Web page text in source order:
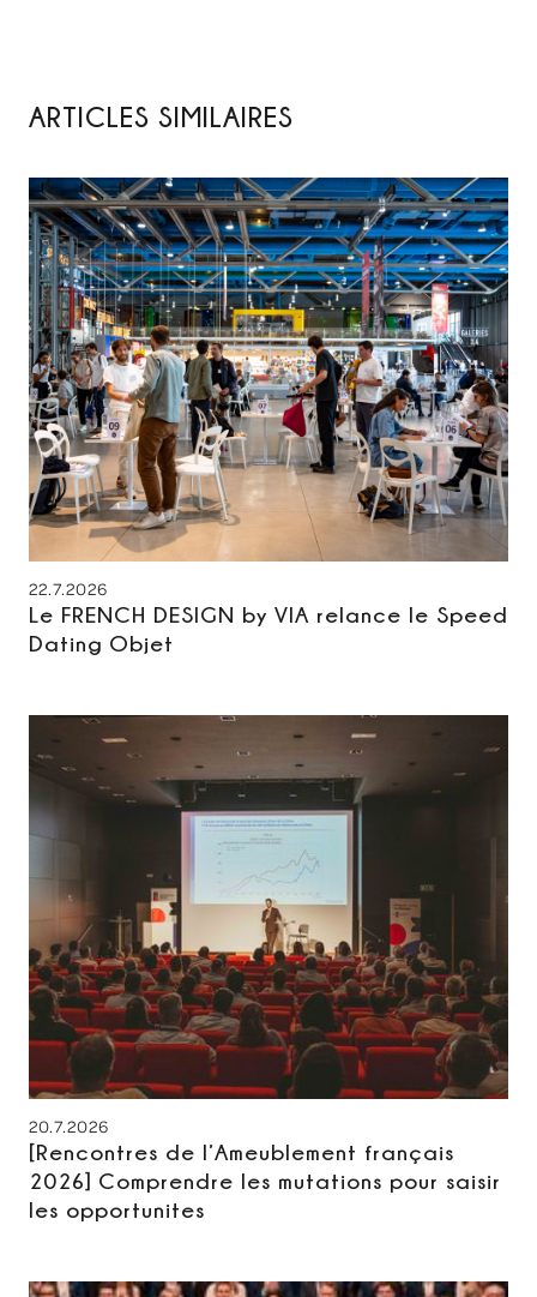
ARTICLES SIMILAIRES
22.7.2026
Le FRENCH DESIGN by VIA relance le Speed
Dating Objet
20.7.2026
[Rencontres de l’Ameublement français
2026] Comprendre les mutations pour saisir
les opportunites